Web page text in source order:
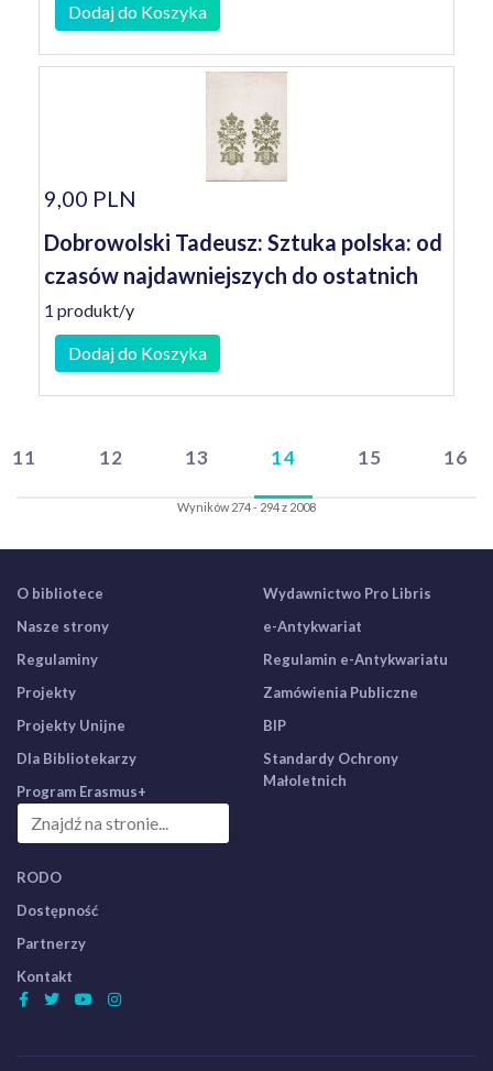
Dodaj do Koszyka
9,00 PLN
Dobrowolski Tadeusz: Sztuka polska: od
czasów najdawniejszych do ostatnich
1 produkt/y
Dodaj do Koszyka
11 12 13 14 15 16
Wyników 274 - 294 z 2008
O bibliotece
Nasze strony
Regulaminy
Projekty
Projekty Unijne
Dla Bibliotekarzy
Program Erasmus+
Wydawnictwo Pro Libris
e-Antykwariat
Regulamin e-Antykwariatu
Zamówienia Publiczne
BIP
Standardy Ochrony
Małoletnich
RODO
Dostępność
Partnerzy
Kontakt